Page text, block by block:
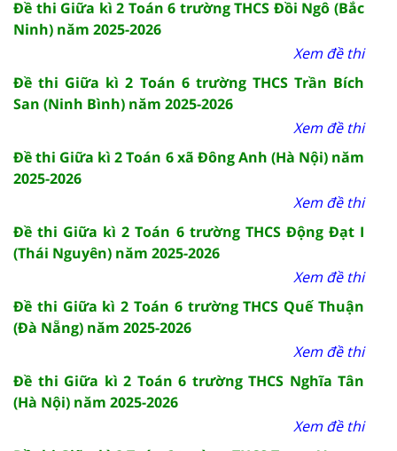
Đề thi Giữa kì 2 Toán 6 trường THCS Đồi Ngô (Bắc
Ninh) năm 2025-2026
Xem đề thi
Đề thi Giữa kì 2 Toán 6 trường THCS Trần Bích
San (Ninh Bình) năm 2025-2026
Xem đề thi
Đề thi Giữa kì 2 Toán 6 xã Đông Anh (Hà Nội) năm
2025-2026
Xem đề thi
Đề thi Giữa kì 2 Toán 6 trường THCS Động Đạt I
(Thái Nguyên) năm 2025-2026
Xem đề thi
Đề thi Giữa kì 2 Toán 6 trường THCS Quế Thuận
(Đà Nẵng) năm 2025-2026
Xem đề thi
Đề thi Giữa kì 2 Toán 6 trường THCS Nghĩa Tân
(Hà Nội) năm 2025-2026
Xem đề thi